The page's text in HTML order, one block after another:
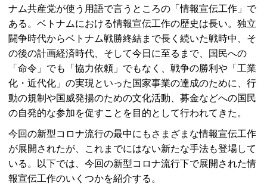
ナム共産党が使う用語で言うところの「情報宣伝工作」で
ある。ベトナムにおける情報宣伝工作の歴史は長い。独立
闘争時代からベトナム戦勝終結まで長く続いた戦時中、そ
の後の計画経済時代、そして今日に至るまで、国民への
「命令」でも「協力依頼」でもなく、戦争の勝利や「工業
化・近代化」の実現といった国家事業の達成のために、行
動の規制や国威発揚のための文化活動、募金などへの国民
の自発的な参加を促すことを目的として行われてきた。
今回の新型コロナ流行の最中にもさまざまな情報宣伝工作
が展開されたが、これまでにはない新たな手法も登場して
いる。以下では、今回の新型コロナ流行下で展開された情
報宣伝工作のいくつかを紹介する。